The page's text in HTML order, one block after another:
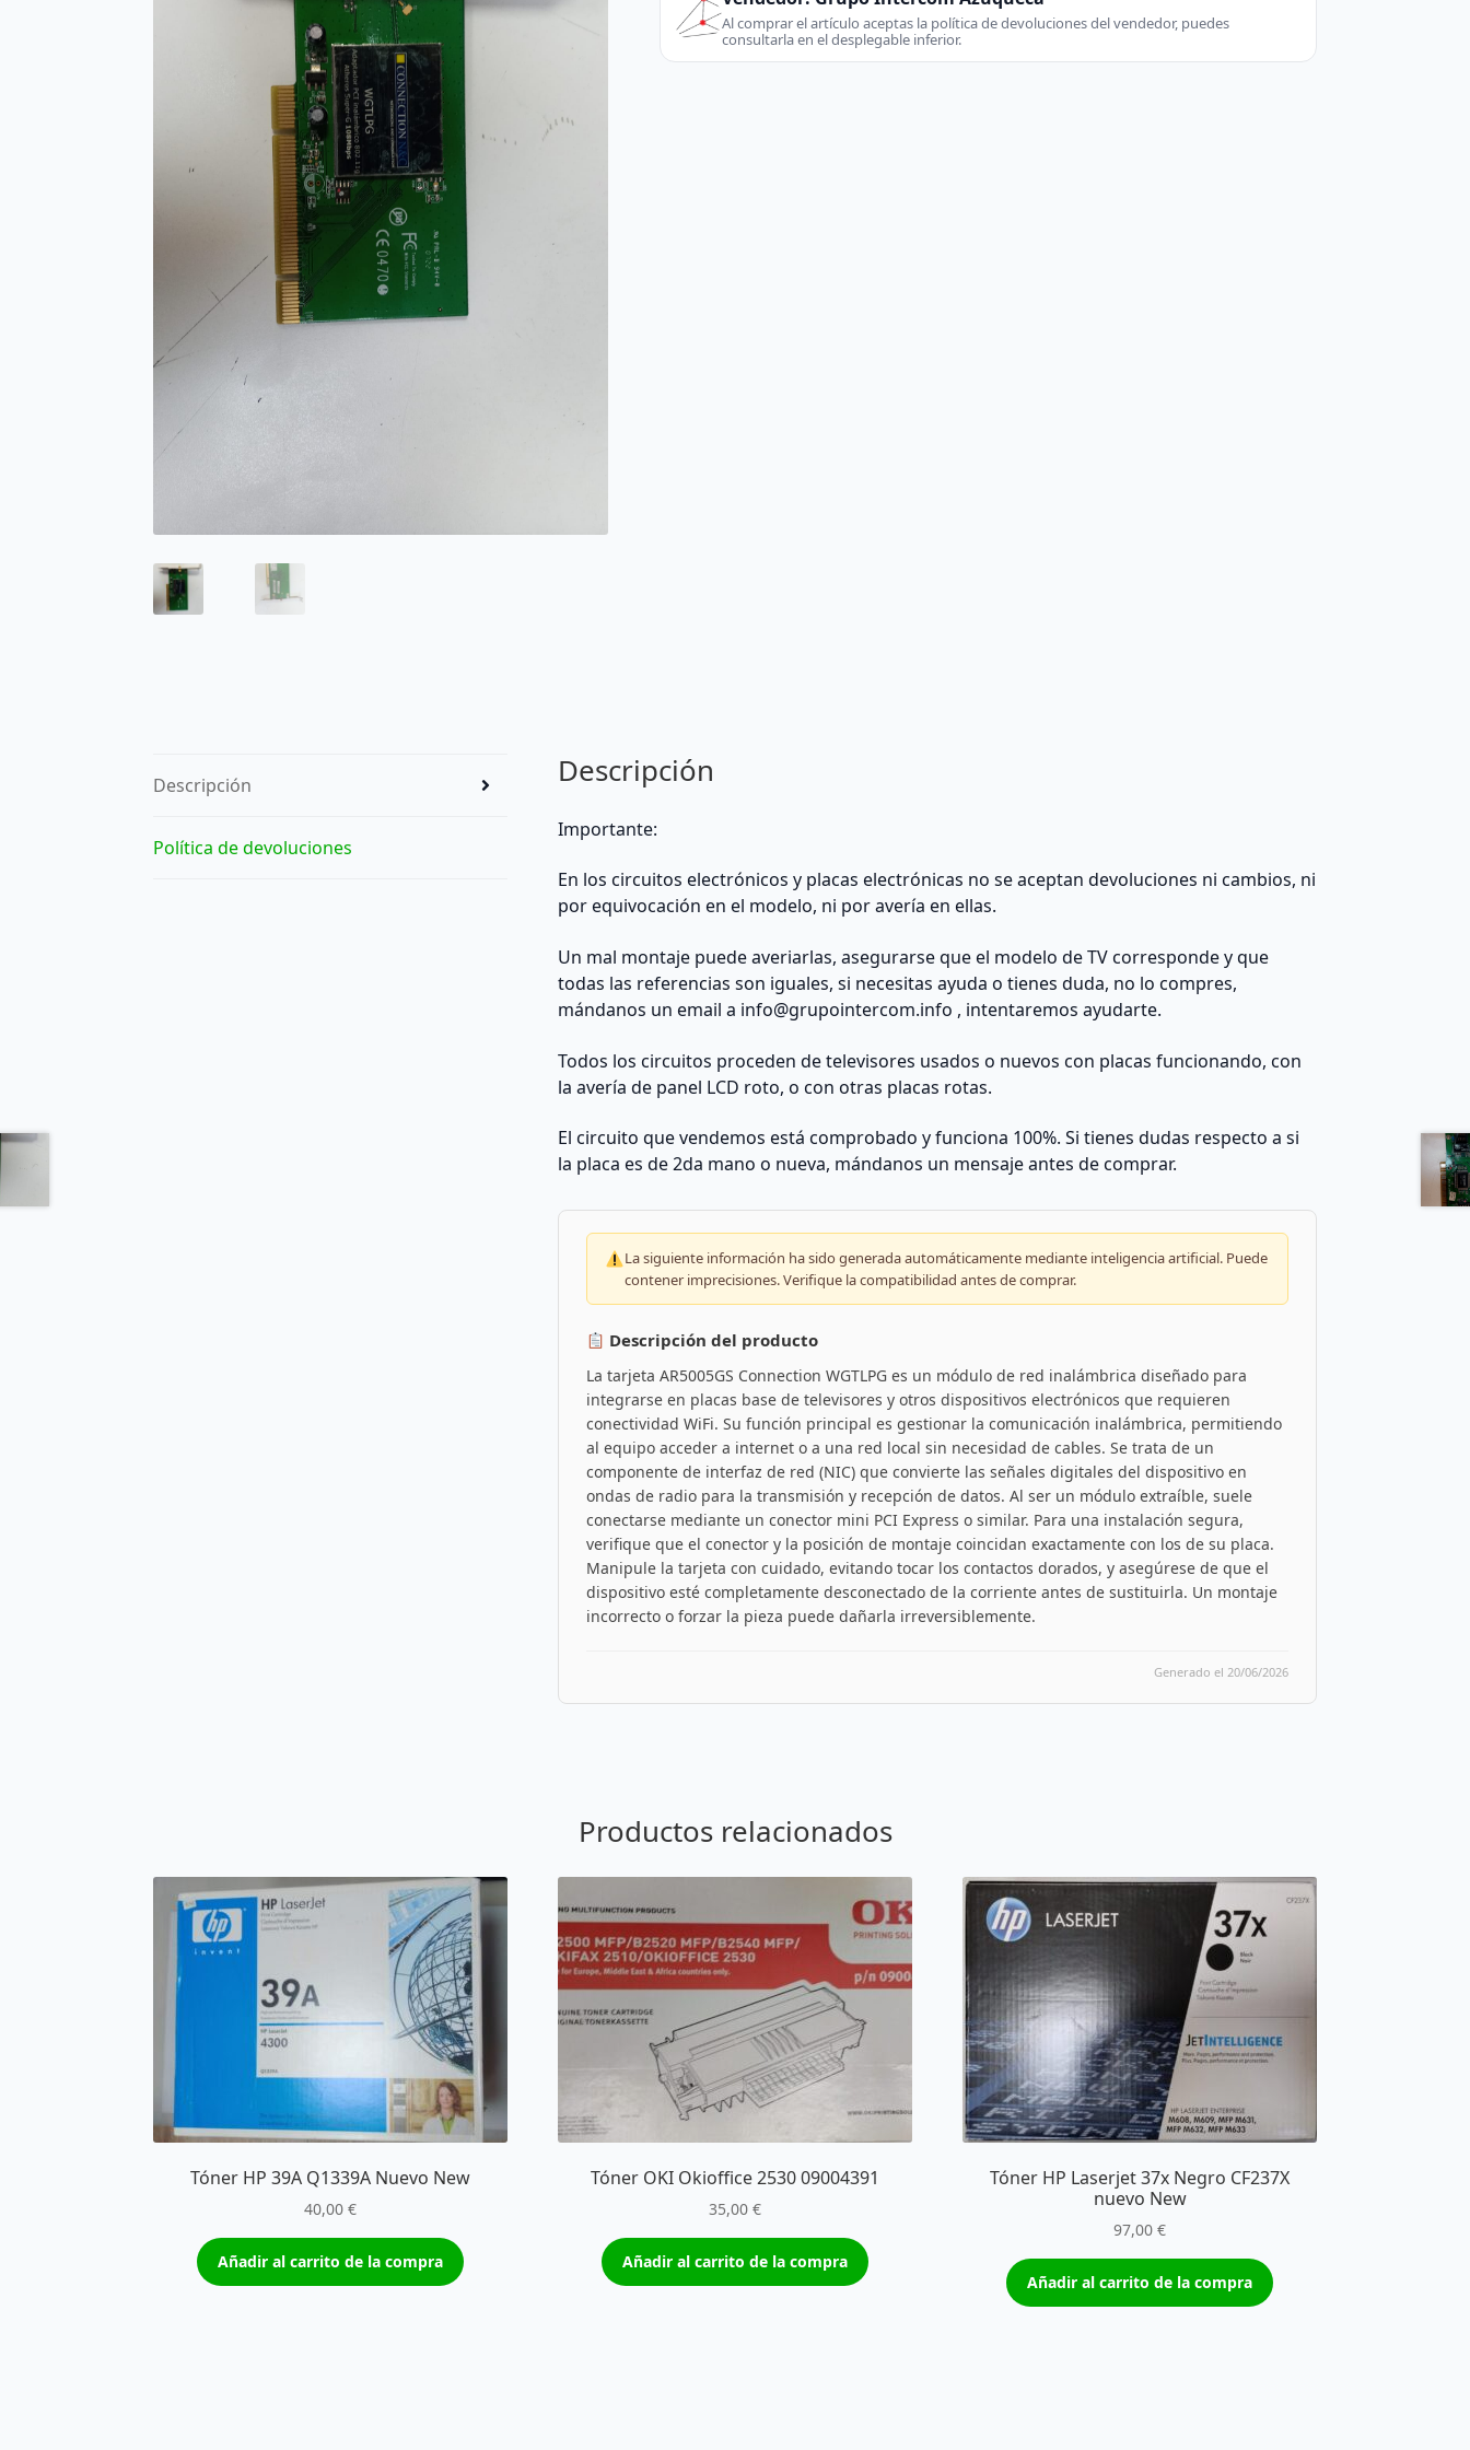
Al comprar el artículo aceptas la política de devoluciones del vendedor, puedes
consultarla en el desplegable inferior.
Descripción
Política de devoluciones
Descripción
Importante:
En los circuitos electrónicos y placas electrónicas no se aceptan devoluciones ni cambios, ni
por equivocación en el modelo, ni por avería en ellas.
Un mal montaje puede averiarlas, asegurarse que el modelo de TV corresponde y que
todas las referencias son iguales, si necesitas ayuda o tienes duda, no lo compres,
mándanos un email a info@grupointercom.info , intentaremos ayudarte.
Todos los circuitos proceden de televisores usados o nuevos con placas funcionando, con
la avería de panel LCD roto, o con otras placas rotas.
El circuito que vendemos está comprobado y funciona 100%. Si tienes dudas respecto a si
la placa es de 2da mano o nueva, mándanos un mensaje antes de comprar.
La siguiente información ha sido generada automáticamente mediante inteligencia artificial. Puede
contener imprecisiones. Verifique la compatibilidad antes de comprar.
Descripción del producto
La tarjeta AR5005GS Connection WGTLPG es un módulo de red inalámbrica diseñado para
integrarse en placas base de televisores y otros dispositivos electrónicos que requieren
conectividad WiFi. Su función principal es gestionar la comunicación inalámbrica, permitiendo
al equipo acceder a internet o a una red local sin necesidad de cables. Se trata de un
componente de interfaz de red (NIC) que convierte las señales digitales del dispositivo en
ondas de radio para la transmisión y recepción de datos. Al ser un módulo extraíble, suele
conectarse mediante un conector mini PCI Express o similar. Para una instalación segura,
verifique que el conector y la posición de montaje coincidan exactamente con los de su placa.
Manipule la tarjeta con cuidado, evitando tocar los contactos dorados, y asegúrese de que el
dispositivo esté completamente desconectado de la corriente antes de sustituirla. Un montaje
incorrecto o forzar la pieza puede dañarla irreversiblemente.
Generado el 20/06/2026
Productos relacionados
Tóner HP 39A Q1339A Nuevo New
40,00 €
Añadir al carrito de la compra
Tóner OKI Okioffice 2530 09004391
35,00 €
Añadir al carrito de la compra
Tóner HP Laserjet 37x Negro CF237X
nuevo New
97,00€
Añadir al carrito de la compra